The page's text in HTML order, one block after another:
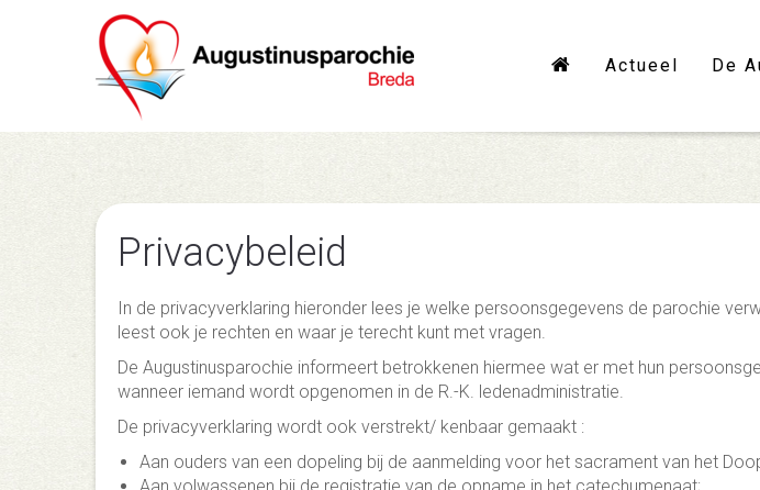
Actueel De
Privacybeleid
In de privacyverklaring hieronder lees je welke persoonsgegevens de parochie
leest ook je rechten en waar je terecht kunt met vragen.
De Augustinusparochie informeert betrokkenen hiermee wat er met hun
wanneer iemand wordt opgenomen in de R.-K. ledenadministratie.
De privacyverklaring wordt ook verstrekt/ kenbaar gemaakt :
Aan ouders van een dopeling bij de aanmelding voor het sacrament van het